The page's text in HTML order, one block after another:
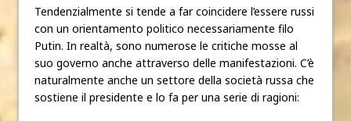
Tendenzialmente si tende a far coincidere l’essere russi
con un orientamento politico necessariamente filo
Putin. In realtà, sono numerose le critiche mosse al
suo governo anche attraverso delle manifestazioni. C’è
naturalmente anche un settore della società russa che
sostiene il presidente e lo fa per una serie di ragioni: